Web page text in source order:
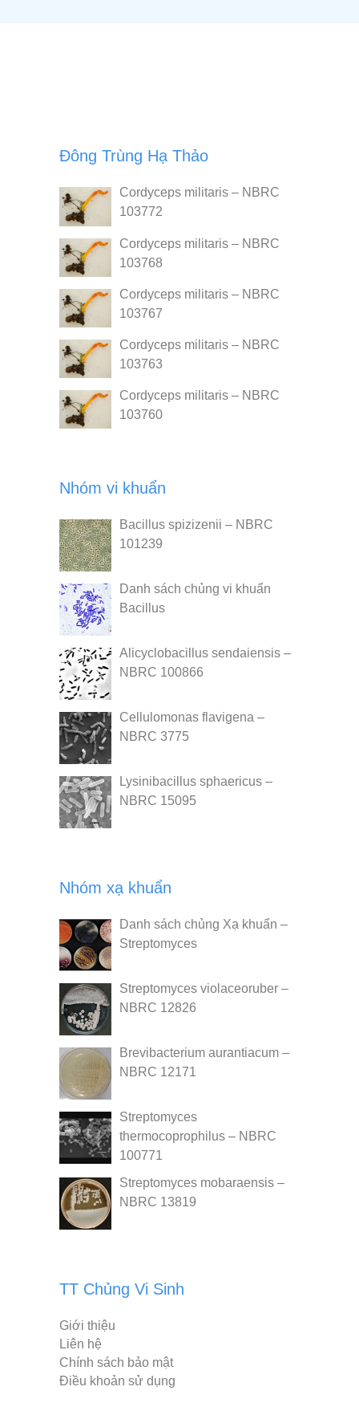
Đông Trùng Hạ Thảo
Cordyceps militaris – NBRC
103772
Cordyceps militaris – NBRC
103768
Cordyceps militaris – NBRC
103767
Cordyceps militaris – NBRC
103763
Cordyceps militaris – NBRC
103760
Nhóm vi khuẩn
Bacillus spizizenii – NBRC
101239
Danh sách chủng vi khuẩn
Bacillus
Alicyclobacillus sendaiensis –
NBRC 100866
Cellulomonas flavigena –
NBRC 3775
Lysinibacillus sphaericus –
NBRC 15095
Nhóm xạ khuẩn
Danh sách chủng Xạ khuẩn –
Streptomyces
Streptomyces violaceoruber –
NBRC 12826
Brevibacterium aurantiacum –
NBRC 12171
Streptomyces
thermocoprophilus – NBRC
100771
Streptomyces mobaraensis –
NBRC 13819
TT Chủng Vi Sinh
Giới thiệu
Liên hệ
Chính sách bảo mật
Điều khoản sử dụng